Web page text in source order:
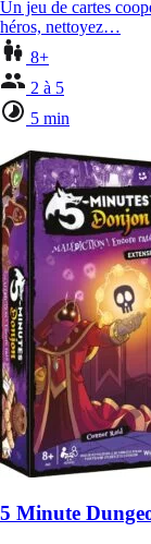
Un jeu de cartes
héros, nettoyez…
8+
2 à 5
5 min
5 Minute